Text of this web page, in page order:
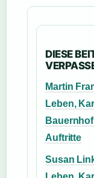
DIESE
Martin
Leben,
Auftritte
Susan